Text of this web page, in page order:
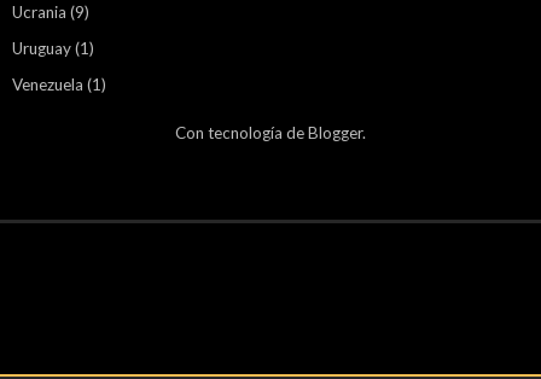
Ucrania (9)
Uruguay(1)
Venezuela (1)
Con tecnología deBlogger.